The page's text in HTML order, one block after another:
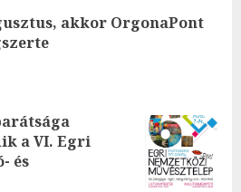
akkor OrgonaPont
a VI. Egri
és